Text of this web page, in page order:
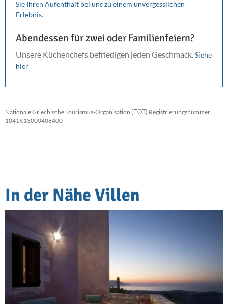
Sie Ihren Aufenthalt bei uns zu einem unvergesslichen
Erlebnis.
Abendessen für zwei oder Familienfeiern?
Unsere Küchenchefs befriedigen jeden Geschmack.Siehe
hier
Nationale Griechische Tourismus-Organisation (ΕΟΤ) Registrierungsnummer
1041K13000408400
In der Nähe Villen